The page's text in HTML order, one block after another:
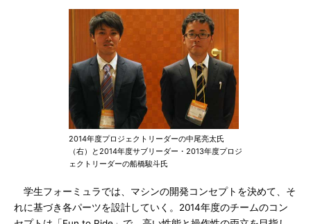
2014年度プロジェクトリーダーの中尾亮太氏
（右）と2014年度サブリーダー・2013年度プロジ
ェクトリーダーの船橋駿斗氏
学生フォーミュラでは、マシンの開発コンセプトを決めて、そ
れに基づき各パーツを設計していく。2014年度のチームのコン